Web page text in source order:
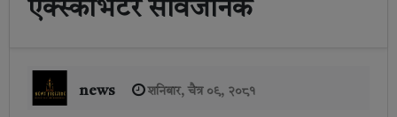
एक्स्काभेटर सार्वजनिक
news शनिबार, चैत्र ०९, २०८१